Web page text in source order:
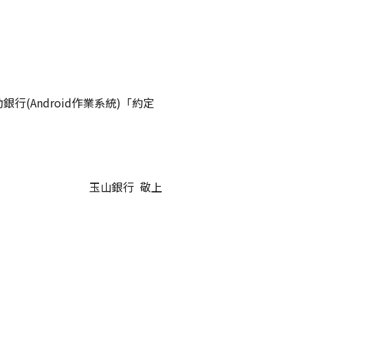
行(Android作業系統)「約定
玉山銀行 敬上